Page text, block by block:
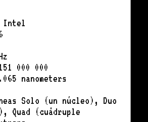
Intel
000 000
nanometers
Solo (un núcleo), Duo
Quad (cuádruple